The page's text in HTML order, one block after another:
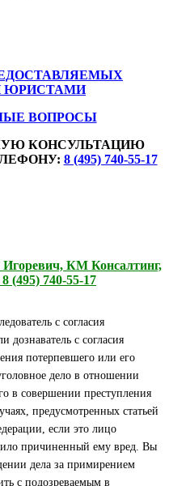
ЮРИСТАМИ
ВОПРОСЫ
КОНСУЛЬТАЦИЮ
8 (495) 740-55-17
КМ Консалтинг,
(495) 740-55-17
с согласия
дознаватель с согласия
потерпевшего или его
дело в отношении
в совершении преступления
предусмотренных статьей
если это лицо
причиненный ему вред. Вы
дела за примирением
с подозреваемым в